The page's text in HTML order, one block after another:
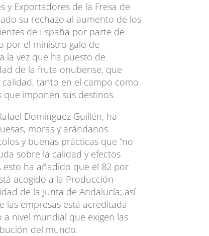
y Exportadores de la Fresa de
su rechazo al aumento de los
de España por parte de
por el ministro galo de
la vez que ha puesto de
de la fruta onubense, que
tanto en el campo como
que imponen sus destinos.
Domínguez Guillén, ha
moras y arándanos
y buenas prácticas que “no
sobre la calidad y efectos
esto ha añadido que el 82 por
acogido a la Producción
de la Junta de Andalucía; así
empresas está acreditada
nivel mundial que exigen las
del mundo.